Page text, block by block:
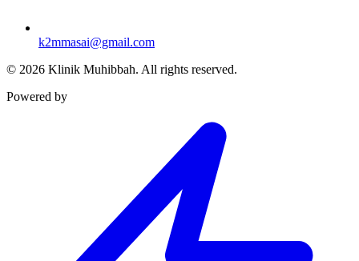
k2mmasai@gmail.com
© 2026 Klinik Muhibbah. All rights reserved.
Powered by